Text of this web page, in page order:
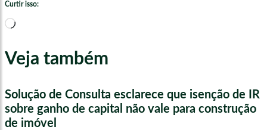
Curtir isso:
Carregando...
Veja também
Solução de Consulta esclarece que isenção de IR
sobre ganho de capital não vale para construção
de imóvel